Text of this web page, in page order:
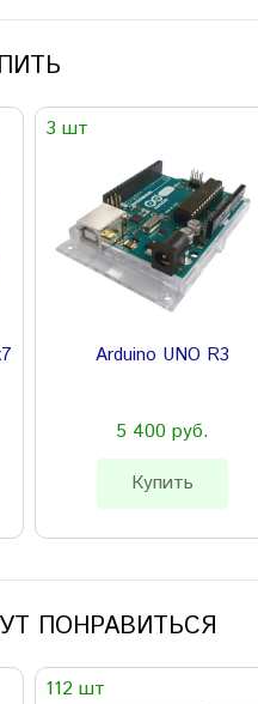
3 шт
Arduino UNO R3
5 400 руб.
Купить
ПОНРАВИТЬСЯ
112 шт